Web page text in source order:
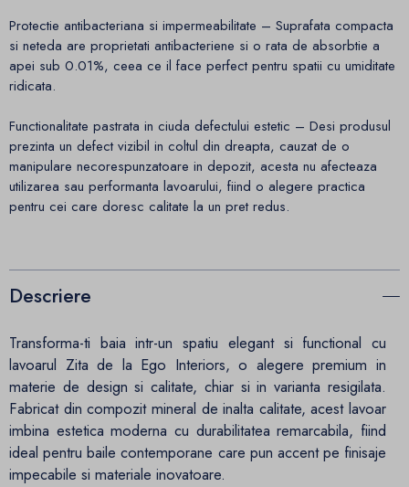
Protectie antibacteriana si impermeabilitate – Suprafata compacta
si neteda are proprietati antibacteriene si o rata de absorbtie a
apei sub 0.01%, ceea ce il face perfect pentru spatii cu umiditate
ridicata.
Functionalitate pastrata in ciuda defectului estetic – Desi produsul
prezinta un defect vizibil in coltul din dreapta, cauzat de o
manipulare necorespunzatoare in depozit, acesta nu afecteaza
utilizarea sau performanta lavoarului, fiind o alegere practica
pentru cei care doresc calitate la un pret redus.
Descriere
Transforma-ti baia intr-un spatiu elegant si functional cu
lavoarul Zita de la Ego Interiors, o alegere premium in
materie de design si calitate, chiar si in varianta resigilata.
Fabricat din compozit mineral de inalta calitate, acest lavoar
imbina estetica moderna cu durabilitatea remarcabila, fiind
ideal pentru baile contemporane care pun accent pe finisaje
impecabile si materiale inovatoare.